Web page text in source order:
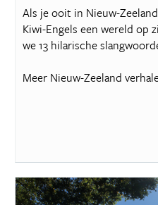
Als je ooit in Nieuw-
Kiwi-Engels een wereld op
we 13 hilarische
Meer Nieuw-Zeeland